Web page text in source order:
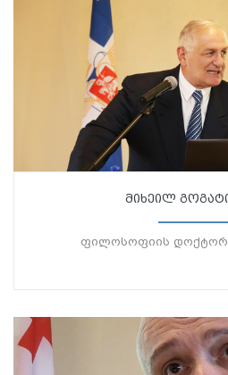
მიხეილ
ფილოსოფიის